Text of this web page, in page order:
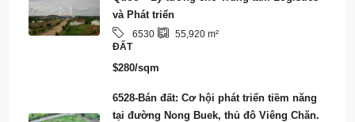
và Phát triển
6530 55,920 m²
ĐẤT
$280/sqm
6528-Bán đất: Cơ hội phát triển tiềm năng
tại đường Nong Buek, thủ đô Viêng Chăn.